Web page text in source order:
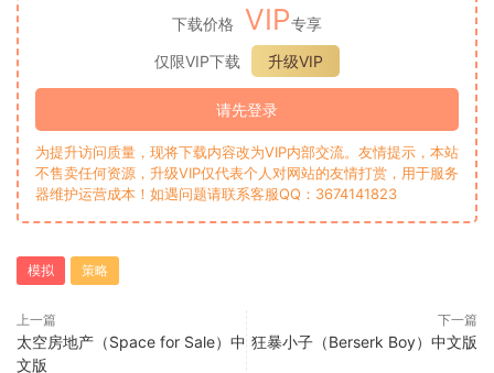
下载价格 VIP专享
仅限VIP下载
升级VIP
请先登录
为提升访问质量，现将下载内容改为VIP内部交流。友情提示，本站
不售卖任何资源，升级VIP仅代表个人对网站的友情打赏，用于服务
器维护运营成本！如遇问题请联系客服QQ：3674141823
模拟 策略
上一篇
太空房地产（Space for Sale）中
文版
下一篇
狂暴小子（Berserk Boy）中文版